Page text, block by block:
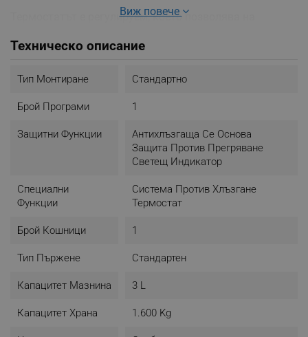
Термостатът е регулируем, което позволява на
най-подходящата за избраните от него ястия
Фритюрникът Crown CDF-3031IX е практичен и лесен за
използване, идеален за всекидневна употреба в
домашни условия
- Мощност: 2000 W
- Вместимост - 3 литра
- Покритие от емайл на контейнера
- Демонтираща се кошница
- Светлинен индикатор
- Защита от прегряване
- Защита срещу хлъзгане
- Регулируем термостат
Виж повече
Техническо описание
Тип Монтиране Стандартно
Брой Програми 1
Защитни Функции
Антихлъзгаща Се Основа
Защита Против Прегряване
Светещ Индикатор
Специални
Функции
Система Против Хлъзгане
Термостат
Брой Кошници 1
Тип Пържене Стандартен
Капацитет Мазнина 3 L
Капацитет Храна 1.600 Kg